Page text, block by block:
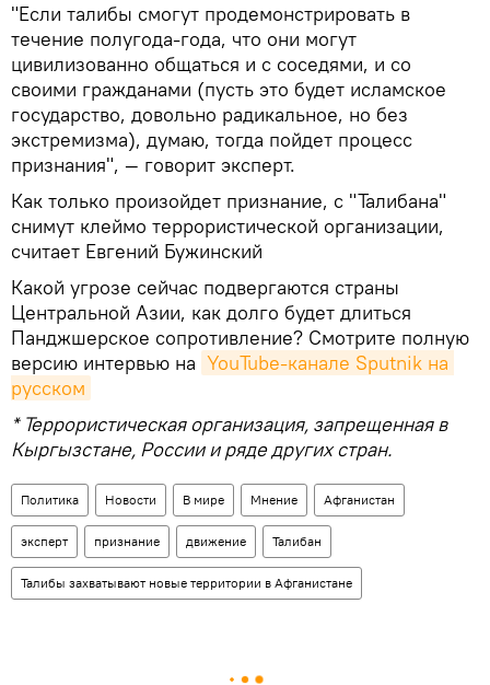
"Если талибы смогут продемонстрировать в
течение полугода-года, что они могут
цивилизованно общаться и с соседями, и со
своими гражданами (пусть это будет исламское
государство, довольно радикальное, но без
экстремизма), думаю, тогда пойдет процесс
признания", — говорит эксперт.
Как только произойдет признание, с "Талибана"
снимут клеймо террористической организации,
считает Евгений Бужинский
Какой угрозе сейчас подвергаются страны
Центральной Азии, как долго будет длиться
Панджшерское сопротивление? Смотрите полную
версию интервью на YouTube-канале Sputnik на
русском
* Террористическая организация, запрещенная в
Кыргызстане, России и ряде других стран.
Политика Новости В мире Мнение Афганистан
эксперт признание движение Талибан
Талибы захватывают новые территории в Афганистане